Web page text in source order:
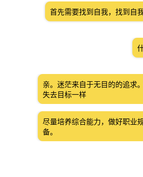
首先需要找到自我，找到自
亲。迷茫来自于无目的的追求
失去目标一样
尽量培养综合能力，做好职业
备。